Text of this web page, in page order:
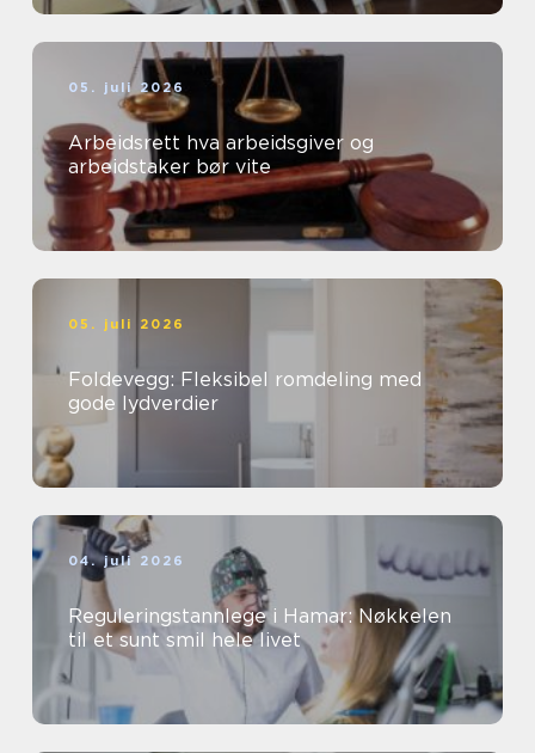
05. juli 2026
Arbeidsrett hva arbeidsgiver og
arbeidstaker bør vite
05. juli 2026
Foldevegg: Fleksibel romdeling med
gode lydverdier
04. juli 2026
Reguleringstannlege i Hamar: Nøkkelen
til et sunt smil hele livet